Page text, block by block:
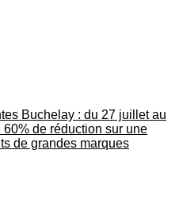
Buchelay : du 27 juillet au
60% de réduction sur une
de grandes marques